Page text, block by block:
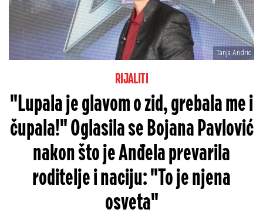
Tanja Andric
RIJALITI
"Lupala je glavom o zid, grebala me i
čupala!" Oglasila se Bojana Pavlović
nakon što je Anđela prevarila
roditelje i naciju: "To je njena
osveta"